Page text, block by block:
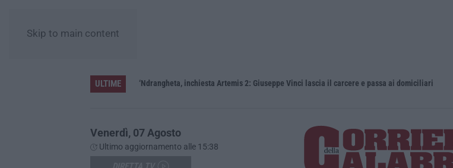
Skip to main content
ULTIME ‘Ndrangheta, inchiesta Artemis 2: Giuseppe Vinci lascia il carcere e passa ai domiciliari
Venerdì, 07 Agosto
Ultimo aggiornamento alle 15:38